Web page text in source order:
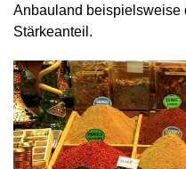
Anbauland beispielsweise
Stärkeanteil.